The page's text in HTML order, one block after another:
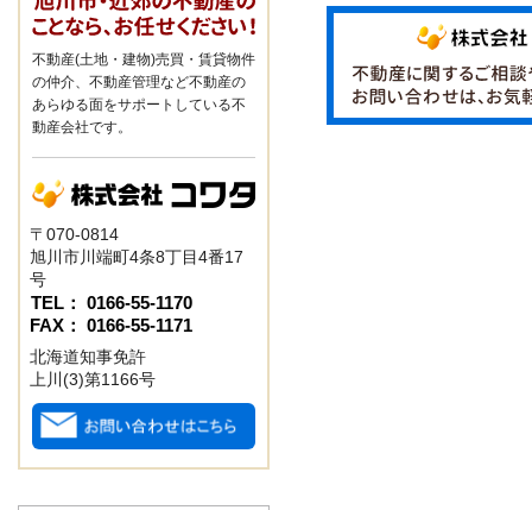
不動産(土地・建物)売買・賃貸物件
の仲介、不動産管理など不動産の
あらゆる面をサポートしている不
動産会社です。
〒070-0814
旭川市川端町4条8丁目4番17
号
TEL： 0166-55-1170
FAX： 0166-55-1171
北海道知事免許
上川(3)第1166号